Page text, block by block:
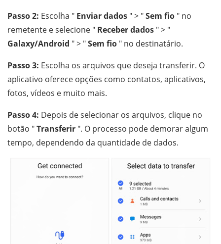
Passo 2: Escolha " Enviar dados " > "Sem fio " no
remetente e selecione " Receber dados " > "
Galaxy/Android " > "Sem fio " no destinatário.
Passo 3: Escolha os arquivos que deseja transferir. O
aplicativo oferece opções como contatos, aplicativos,
fotos, vídeos e muito mais.
Passo 4: Depois de selecionar os arquivos, clique no
botão "Transferir ". O processo pode demorar algum
tempo, dependendo da quantidade de dados.